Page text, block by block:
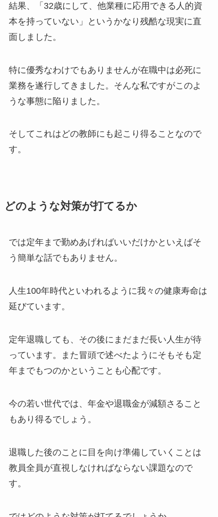
結果、「32歳にして、他業種に応用できる人的資
本を持っていない」というかなり残酷な現実に直
面しました。
特に優秀なわけでもありませんが在職中は必死に
業務を遂行してきました。そんな私ですがこのよ
うな事態に陥りました。
そしてこれはどの教師にも起こり得ることなので
す。
どのような対策が打てるか
では定年まで勤めあげればいいだけかといえばそ
う簡単な話でもありません。
人生100年時代といわれるように我々の健康寿命は
延びています。
定年退職しても、その後にまだまだ長い人生が待
っています。また冒頭で述べたようにそもそも定
年までもつのかということも心配です。
今の若い世代では、年金や退職金が減額さること
もあり得るでしょう。
退職した後のことに目を向け準備していくことは
教員全員が直視しなければならない課題なので
す。